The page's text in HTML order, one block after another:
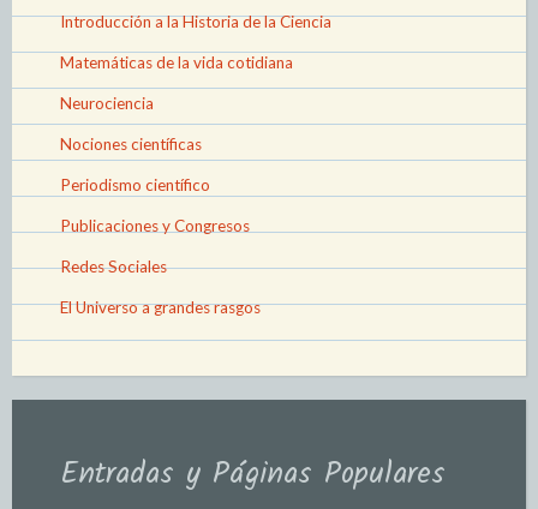
Introducción a la Historia de la Ciencia
Matemáticas de la vida cotidiana
Neurociencia
Nociones científicas
Periodismo científico
Publicaciones y Congresos
Redes Sociales
El Universo a grandes rasgos
Entradas y Páginas Populares